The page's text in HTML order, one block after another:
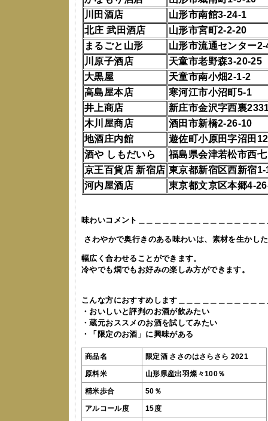
川田酒店
山形市南館3-24-1
北庄 武田酒店
山形市宮町2-2-20
まるごと山形
山形市流通センター2-
川原子酒店
天童市老野森3-20-25
大黒屋
天童市南小畑2-1-2
高島屋本店
寒河江市小沼町5-1
井上商店
新庄市金沢字西裏
木川屋商店
酒田市新橋2-26-10
地酒庄内館
遊佐町小原田字沼田
酒や しもだいら
福島県会津若松市西
京王百貨店 新宿店 東京都新宿区西新宿1-
河内屋酒店
東京都文京区本郷4-
味わいコメント＿＿＿＿＿＿＿＿＿＿＿＿＿＿＿
さわやかで奥行きのある味わいは、素材を生かし
幅広く合わせることができます。
冷やでも燗でもお好みの楽しみ方ができます。
こんな方におすすめします＿＿＿＿＿＿＿＿＿＿
・おいしいと評判のお酒が飲みたい
・蔵元おススメのお酒を試してみたい
・「限定のお酒」に興味がある
商品名 限定酒 ささのはさらさら 2021
原料米 山形県産出羽燦々100％
精米歩合 50％
アルコール度 15度